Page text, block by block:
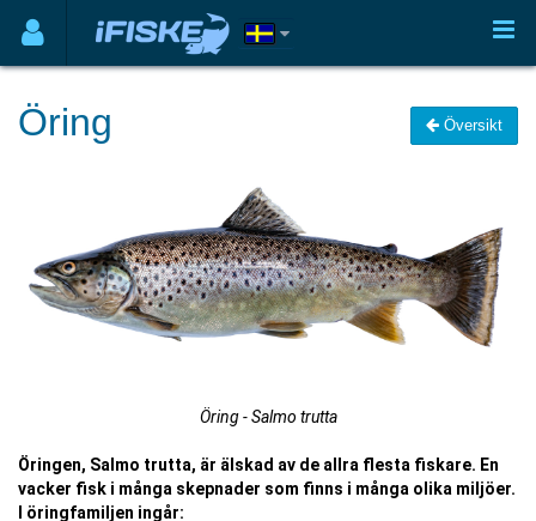
Öring Översikt
Öring - Salmo trutta
Öringen, Salmo trutta, är älskad av de allra flesta fiskare. En
vacker fisk i många skepnader som finns i många olika miljöer.
I öringfamiljen ingår: